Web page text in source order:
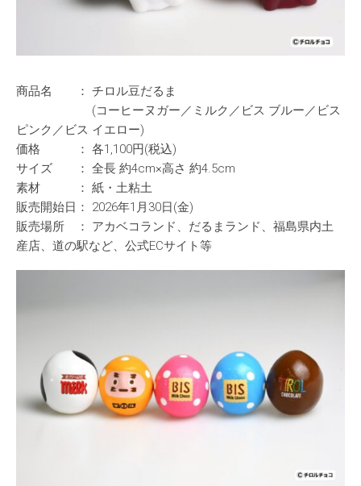
商品名 ： チロル豆だるま
(コーヒーヌガー／ミルク／ビス ブルー／ビス
ピンク／ビス イエロー)
価格 ： 各1,100円(税込)
サイズ ： 全長 約4cm×高さ 約4.5cm
素材 ： 紙・土粘土
販売開始日： 2026年1月30日(金)
販売場所 ： アカベコランド、だるまランド、福島県内土
産店、道の駅など、公式ECサイト等